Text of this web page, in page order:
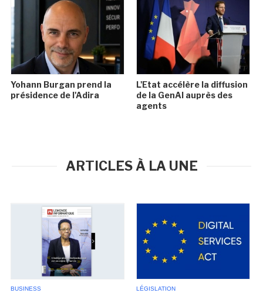
Yohann Burgan prend la
présidence de l'Adira
L'Etat accélère la diffusion
de la GenAI auprès des
agents
ARTICLES À LA UNE
BUSINESS LÉGISLATION